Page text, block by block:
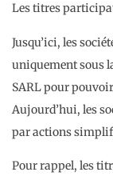
Les titres
Jusqu’ici, les
uniquement sous
SARL pour
Aujourd’hui, les
par actions
Pour rappel, les